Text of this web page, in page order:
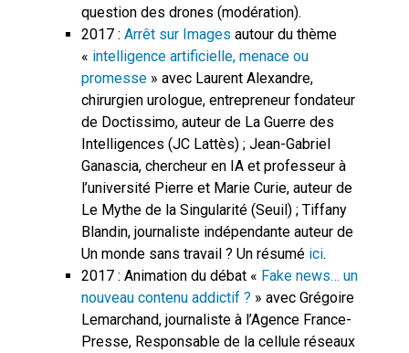
question des drones (modération).
2017 : Arrêt sur Images autour du thème
« intelligence artificielle, menace ou
promesse » avec Laurent Alexandre,
chirurgien urologue, entrepreneur fondateur
de Doctissimo, auteur de La Guerre des
Intelligences (JC Lattès) ; Jean-Gabriel
Ganascia, chercheur en IA et professeur à
l’université Pierre et Marie Curie, auteur de
Le Mythe de la Singularité (Seuil) ; Tiffany
Blandin, journaliste indépendante auteur de
Un monde sans travail ? Un résumé ici.
2017 : Animation du débat « Fake news… un
nouveau contenu addictif ? » avec Grégoire
Lemarchand, journaliste à l’Agence France-
Presse, Responsable de la cellule réseaux